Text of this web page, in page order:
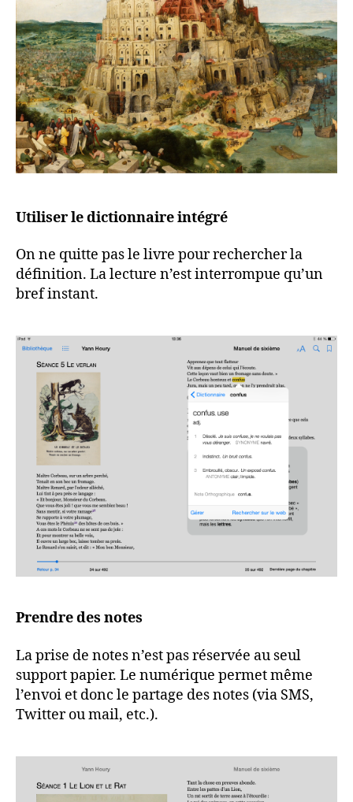
Utiliser le dictionnaire intégré
On ne quitte pas le livre pour rechercher la
définition. La lecture n’est interrompue qu’un
bref instant.
Prendre des notes
La prise de notes n’est pas réservée au seul
support papier. Le numérique permet même
l’envoi et donc le partage des notes (via SMS,
Twitter ou mail, etc.).